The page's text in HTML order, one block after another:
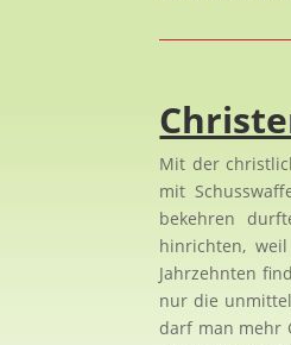
Mit der
mit
bekehren
hinrichten,
Jahrzehnten
nur die
darf man mehr